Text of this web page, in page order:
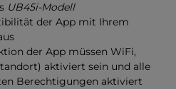
UB45i-Modell
der App mit Ihrem
der App müssen WiFi,
aktiviert sein und alle
Berechtigungen aktiviert